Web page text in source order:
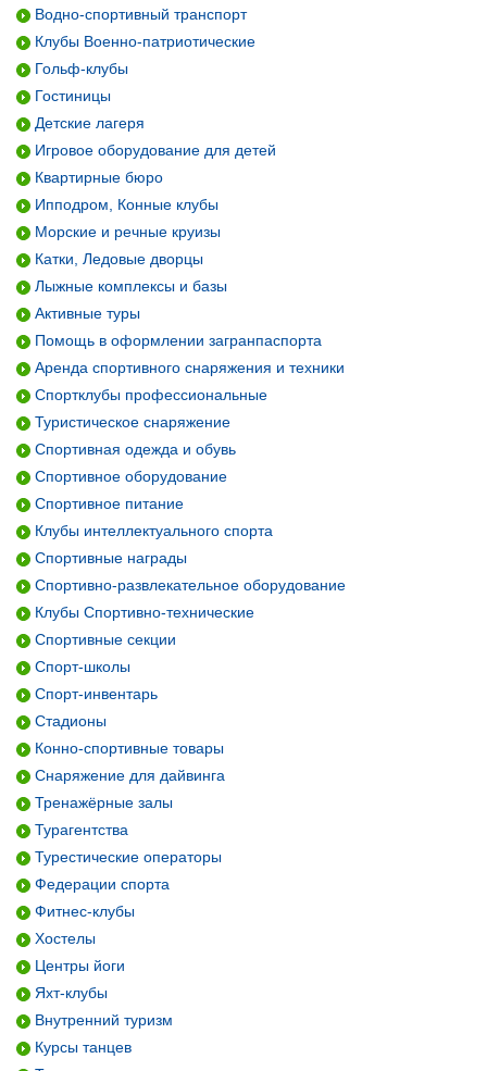
Водно-спортивный транспорт
Клубы Военно-патриотические
Гольф-клубы
Гостиницы
Детские лагеря
Игровое оборудование для детей
Квартирные бюро
Ипподром, Конные клубы
Морские и речные круизы
Катки, Ледовые дворцы
Лыжные комплексы и базы
Активные туры
Помощь в оформлении загранпаспорта
Аренда спортивного снаряжения и техники
Спортклубы профессиональные
Туристическое снаряжение
Спортивная одежда и обувь
Спортивное оборудование
Спортивное питание
Клубы интеллектуального спорта
Спортивные награды
Спортивно-развлекательное оборудование
Клубы Спортивно-технические
Спортивные секции
Спорт-школы
Спорт-инвентарь
Стадионы
Конно-спортивные товары
Снаряжение для дайвинга
Тренажёрные залы
Турагентства
Турестические операторы
Федерации спорта
Фитнес-клубы
Хостелы
Центры йоги
Яхт-клубы
Внутренний туризм
Курсы танцев